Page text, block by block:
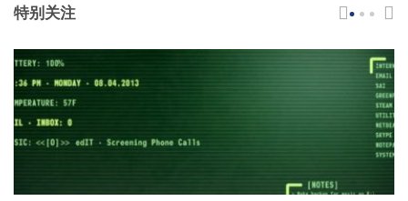
特别关注